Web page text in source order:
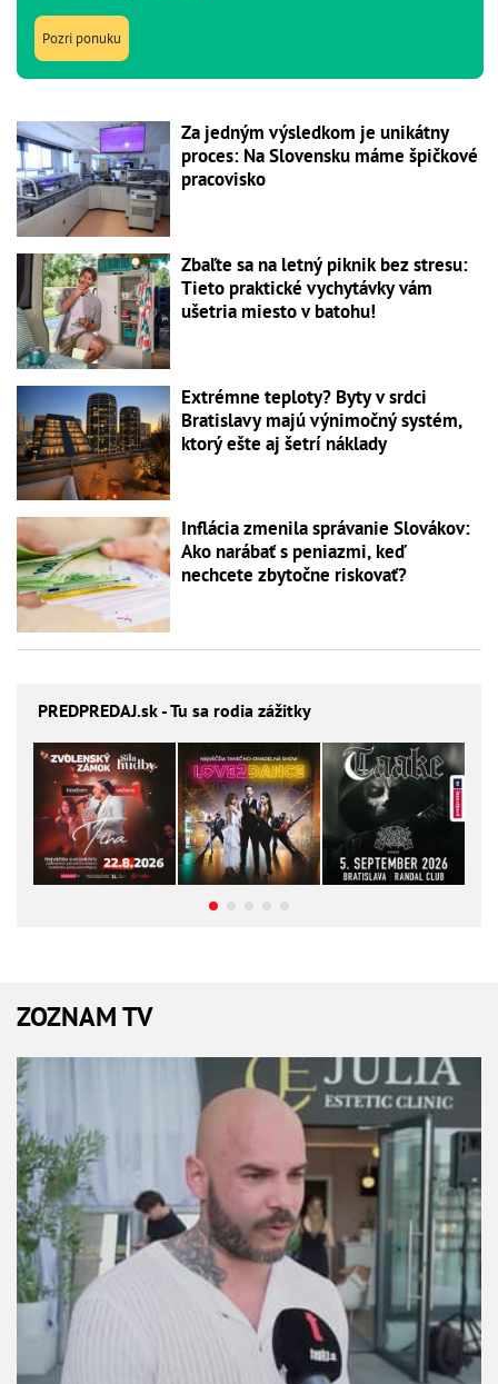
Pozri ponuku
Za jedným výsledkom je unikátny
proces: Na Slovensku máme špičkové
pracovisko
Zbaľte sa na letný piknik bez stresu:
Tieto praktické vychytávky vám
ušetria miesto v batohu!
Extrémne teploty? Byty v srdci
Bratislavy majú výnimočný systém,
ktorý ešte aj šetrí náklady
Inflácia zmenila správanie Slovákov:
Ako narábať s peniazmi, keď
nechcete zbytočne riskovať?
PREDPREDAJ.sk - Tu sa rodia zážitky
ZOZNAM TV